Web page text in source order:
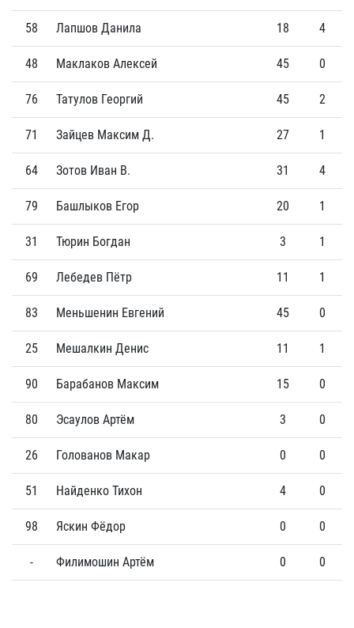
58 Лапшов Данила 18 4
48 Маклаков Алексей 45 0
76 Татулов Георгий 45 2
71 Зайцев Максим Д. 27 1
64 Зотов Иван В. 31 4
79 Башлыков Егор 20 1
31 Тюрин Богдан 3 1
69 Лебедев Пётр 11 1
83 Меньшенин Евгений 45 0
25 Мешалкин Денис 11 1
90 Барабанов Максим 15 0
80 Эсаулов Артём 3 0
26 Голованов Макар 0 0
51 Найденко Тихон 4 0
98 Яскин Фёдор 0 0
- Филимошин Артём 0 0